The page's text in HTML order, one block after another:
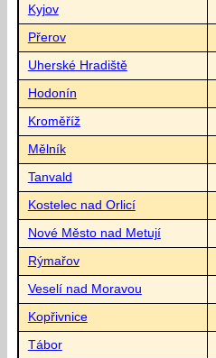
Kyjov
Přerov
Uherské Hradiště
Hodonín
Kroměříž
Mělník
Tanvald
Kostelec nad Orlicí
Nové Město nad Metují
Rýmařov
Veselí nad Moravou
Kopřivnice
Tábor